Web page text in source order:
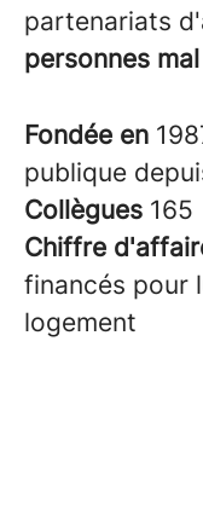
partenariats
personnes
Fondée en
publique
Collègues 165
Chiffre
financés pour
logement